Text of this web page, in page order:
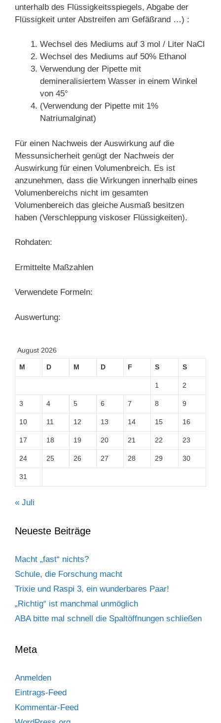
unterhalb des Flüssigkeitsspiegels, Abgabe der
Flüssigkeit unter Abstreifen am Gefäßrand …) :
Wechsel des Mediums auf 3 mol / Liter NaCl
Wechsel des Mediums auf 50% Ethanol
Verwendung der Pipette mit
demineralisiertem Wasser in einem Winkel
von 45°
(Verwendung der Pipette mit 1%
Natriumalginat)
Für einen Nachweis der Auswirkung auf die
Messunsicherheit genügt der Nachweis der
Auswirkung für einen Volumenbreich. Es ist
anzunehmen, dass die Wirkungen innerhalb eines
Volumenbereichs nicht im gesamten
Volumenbereich das gleiche Ausmaß besitzen
haben (Verschleppung viskoser Flüssigkeiten).
Rohdaten:
Ermittelte Maßzahlen
Verwendete Formeln:
Auswertung:
August 2026
M D M D F S S
1 2
3 4 5 6 7 8 9
10 11 12 13 14 15 16
17 18 19 20 21 22 23
24 25 26 27 28 29 30
31
« Juli
Neueste Beiträge
Macht „fast“ nichts?
Schule, die Forschung macht
Trixie und Raspi 3, ein wunderbares Paar!
„Richtig“ ist manchmal unmöglich
ABA bitte mal schnell die Spaltöffnungen schließen
Meta
Anmelden
Eintrags-Feed
Kommentar-Feed